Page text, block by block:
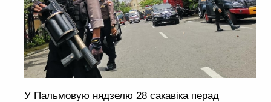
У Пальмовую нядзелю 28 сакавіка перад